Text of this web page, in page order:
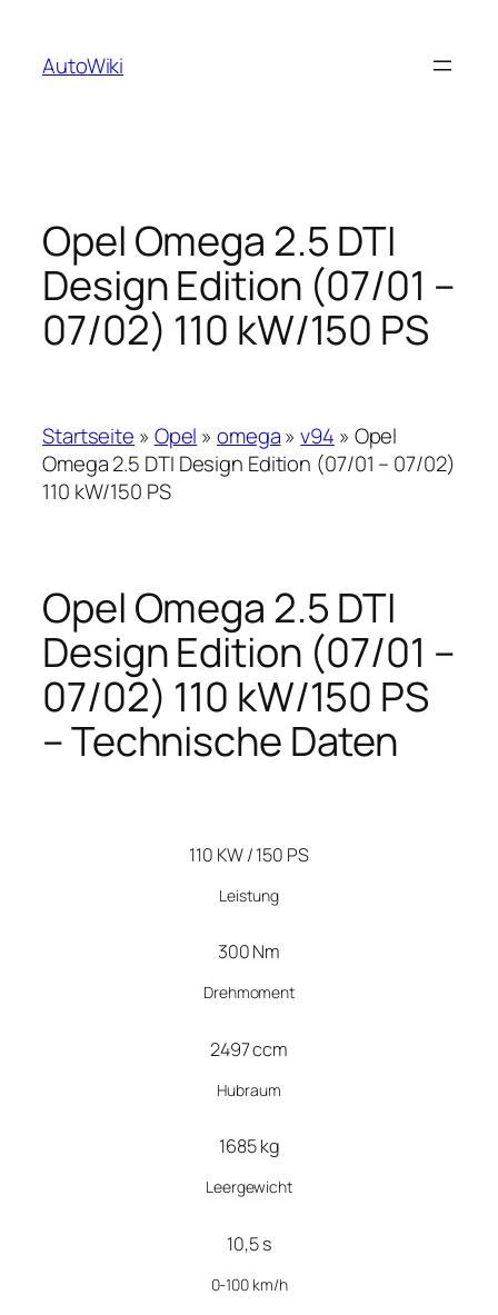
springen
AutoWiki
Opel Omega 2.5 DTI
Design Edition (07/01 –
07/02) 110 kW/150 PS
Startseite » Opel »omega»v94 » Opel
Omega 2.5 DTI Design Edition (07/01 – 07/02)
110 kW/150 PS
Opel Omega 2.5 DTI
Design Edition (07/01 –
07/02) 110 kW/150 PS
– Technische Daten
110 KW / 150 PS
Leistung
300 Nm
Drehmoment
2497 ccm
Hubraum
1685 kg
Leergewicht
10,5 s
0-100 km/h